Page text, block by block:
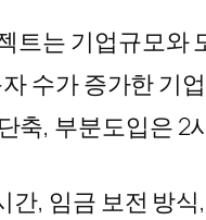
는 기업규모와
수가 증가한 기
축, 부분도입은 2
, 임금 보전 방